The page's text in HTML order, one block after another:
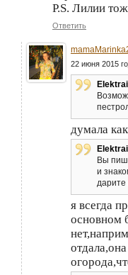
P.S. Лилии
Ответить
22 июня 2015
думала
Вы
и
дарите
я всегда
основном